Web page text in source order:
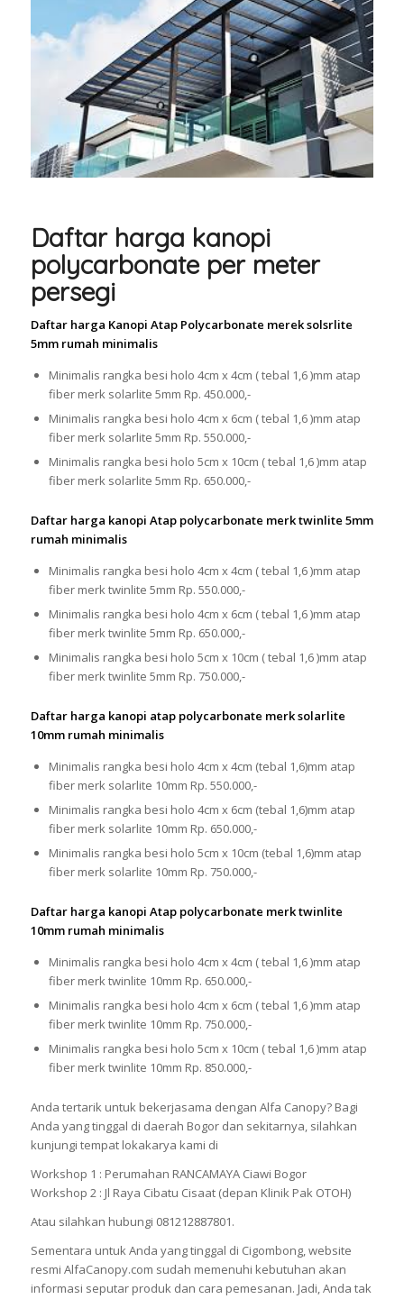
Daftar harga kanopi
polycarbonate per meter
persegi
Daftar harga Kanopi Atap Polycarbonate merek solsrlite
5mm rumah minimalis
Minimalis rangka besi holo 4cm x 4cm ( tebal 1,6 )mm atap
fiber merk solarlite 5mm Rp. 450.000,-
Minimalis rangka besi holo 4cm x 6cm ( tebal 1,6 )mm atap
fiber merk solarlite 5mm Rp. 550.000,-
Minimalis rangka besi holo 5cm x 10cm ( tebal 1,6 )mm atap
fiber merk solarlite 5mm Rp. 650.000,-
Daftar harga kanopi Atap polycarbonate merk twinlite 5mm
rumah minimalis
Minimalis rangka besi holo 4cm x 4cm ( tebal 1,6 )mm atap
fiber merk twinlite 5mm Rp. 550.000,-
Minimalis rangka besi holo 4cm x 6cm ( tebal 1,6 )mm atap
fiber merk twinlite 5mm Rp. 650.000,-
Minimalis rangka besi holo 5cm x 10cm ( tebal 1,6 )mm atap
fiber merk twinlite 5mm Rp. 750.000,-
Daftar harga kanopi atap polycarbonate merk solarlite
10mm rumah minimalis
Minimalis rangka besi holo 4cm x 4cm (tebal 1,6)mm atap
fiber merk solarlite 10mm Rp. 550.000,-
Minimalis rangka besi holo 4cm x 6cm (tebal 1,6)mm atap
fiber merk solarlite 10mm Rp. 650.000,-
Minimalis rangka besi holo 5cm x 10cm (tebal 1,6)mm atap
fiber merk solarlite 10mm Rp. 750.000,-
Daftar harga kanopi Atap polycarbonate merk twinlite
10mm rumah minimalis
Minimalis rangka besi holo 4cm x 4cm ( tebal 1,6 )mm atap
fiber merk twinlite 10mm Rp. 650.000,-
Minimalis rangka besi holo 4cm x 6cm ( tebal 1,6 )mm atap
fiber merk twinlite 10mm Rp. 750.000,-
Minimalis rangka besi holo 5cm x 10cm ( tebal 1,6 )mm atap
fiber merk twinlite 10mm Rp. 850.000,-
Anda tertarik untuk bekerjasama dengan Alfa Canopy? Bagi
Anda yang tinggal di daerah Bogor dan sekitarnya, silahkan
kunjungi tempat lokakarya kami di
Workshop 1 : Perumahan RANCAMAYA Ciawi Bogor
Workshop 2 : Jl Raya Cibatu Cisaat (depan Klinik Pak OTOH)
Atau silahkan hubungi 081212887801.
Sementara untuk Anda yang tinggal di Cigombong, website
resmi AlfaCanopy.com sudah memenuhi kebutuhan akan
informasi seputar produk dan cara pemesanan. Jadi, Anda tak